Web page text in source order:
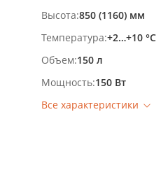
Высота 850 (1160) мм
Температура +2…+10 °С
Объем 150 л
Мощность 150 Вт
Все характеристики